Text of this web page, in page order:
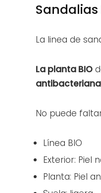
La linea de
La planta BIO
No puede
Línea BIO
Exterior: Piel
Planta: Piel